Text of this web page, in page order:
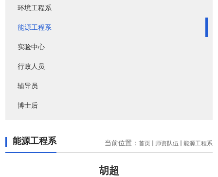
环境工程系
能源工程系
实验中心
行政人员
辅导员
博士后
能源工程系 当前位置： 首页 师资队伍 能源工程系
胡超